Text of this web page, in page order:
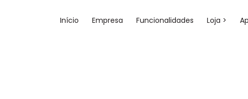
Início Empresa Funcionalidades Loja >